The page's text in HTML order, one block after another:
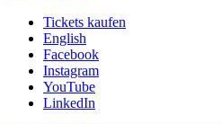
Tickets kaufen
English
Facebook
Instagram
YouTube
LinkedIn